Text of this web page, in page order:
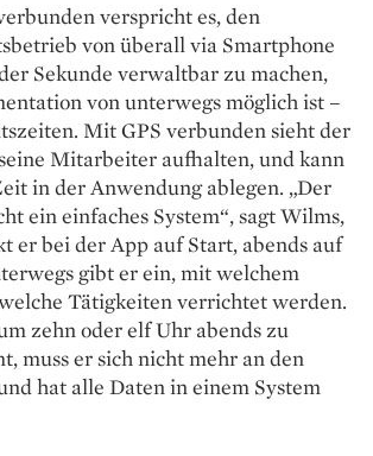
verspricht es, den
von überall via Smartphone
Sekunde verwaltbar zu machen,
von unterwegs möglich ist –
Mit GPS verbunden sieht der
Mitarbeiter aufhalten, und kann
in der Anwendung ablegen. „Der
ein einfaches System“, sagt Wilms,
er bei der App auf Start, abends auf
gibt er ein, mit welchem
Tätigkeiten verrichtet werden.
zehn oder elf Uhr abends zu
muss er sich nicht mehr an den
hat alle Daten in einem System